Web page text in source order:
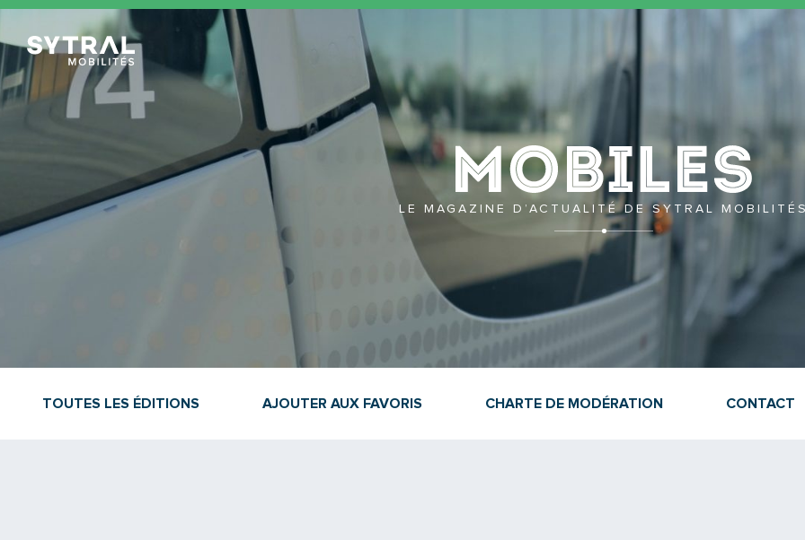
TCL Sytral
LE MAGAZINE D’ACTUALITÉ DE SYTRAL MOBILITÉS
TOUTES LES ÉDITIONS AJOUTER AUX FAVORIS CHARTE DE MODÉRATION CONTACT